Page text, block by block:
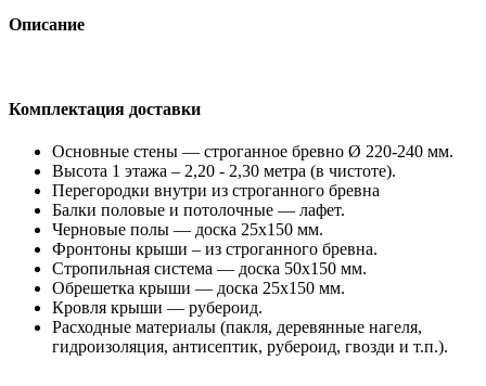
Описание
Комплектация доставки
Основные стены — строганное бревно Ø 220-240 мм.
Высота 1 этажа – 2,20 - 2,30 метра (в чистоте).
Перегородки внутри из строганного бревна
Балки половые и потолочные — лафет.
Черновые полы — доска 25х150 мм.
Фронтоны крыши – из строганного бревна.
Стропильная система — доска 50х150 мм.
Обрешетка крыши — доска 25х150 мм.
Кровля крыши — рубероид.
Расходные материалы (пакля, деревянные нагеля,
гидроизоляция, антисептик, рубероид, гвозди и т.п.).